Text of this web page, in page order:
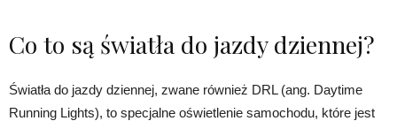
Co to są światła do jazdy dziennej?
Światła do jazdy dziennej, zwane również DRL (ang. Daytime
Running Lights), to specjalne oświetlenie samochodu, które jest